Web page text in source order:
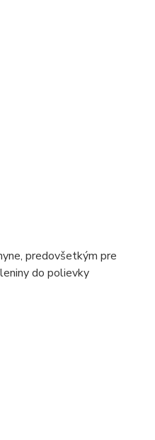
predovšetkým pre
do polievky